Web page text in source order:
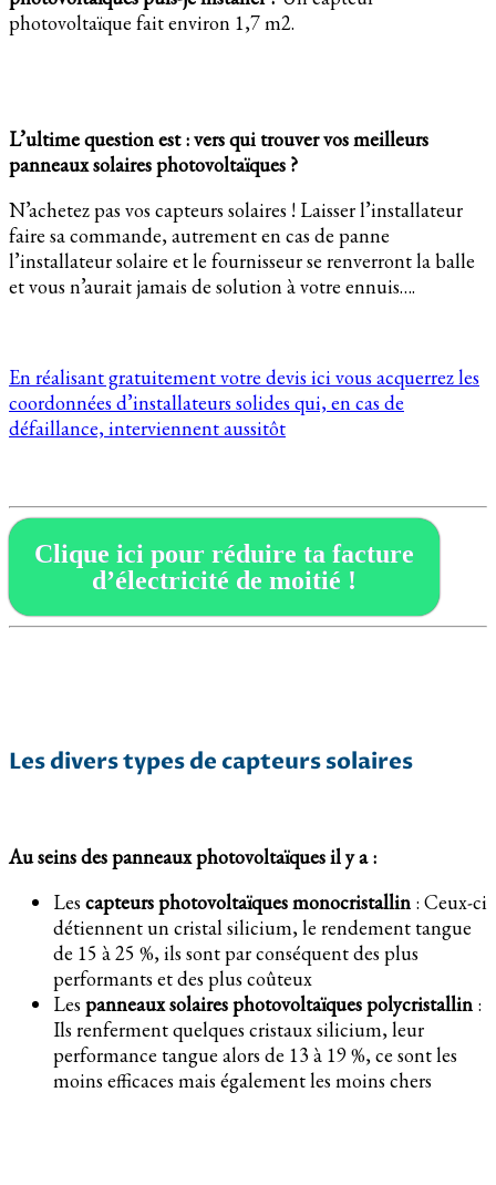
photovoltaïque fait environ 1,7 m2.
L’ultime question est : vers qui trouver vos meilleurs
panneaux solaires photovoltaïques ?
N’achetez pas vos capteurs solaires ! Laisser l’installateur
faire sa commande, autrement en cas de panne
l’installateur solaire et le fournisseur se renverront la balle
et vous n’aurait jamais de solution à votre ennuis….
En réalisant gratuitement votre devis ici vous acquerrez les
coordonnées d’installateurs solides qui, en cas de
défaillance, interviennent aussitôt
Clique ici pour réduire ta facture
d’électricité de moitié !
Les divers types de capteurs solaires
Au seins des panneaux photovoltaïques il y a :
Les capteurs photovoltaïques monocristallin : Ceux-ci
détiennent un cristal silicium, le rendement tangue
de 15 à 25 %, ils sont par conséquent des plus
performants et des plus coûteux
Les panneaux solaires photovoltaïques polycristallin :
Ils renferment quelques cristaux silicium, leur
performance tangue alors de 13 à 19 %, ce sont les
moins efficaces mais également les moins chers